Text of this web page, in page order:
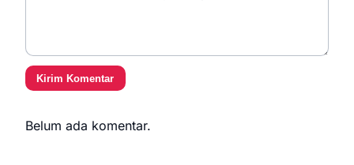
Kirim Komentar
Belum ada komentar.